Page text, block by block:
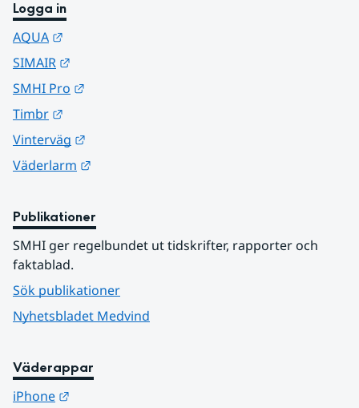
Logga in
AQUA
SIMAIR
SMHI Pro
Timbr
Vinterväg
Väderlarm
Publikationer
SMHI ger regelbundet ut tidskrifter, rapporter och
faktablad.
Sök publikationer
Nyhetsbladet Medvind
Väderappar
iPhone